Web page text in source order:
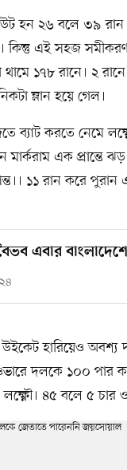
হন ২৬ বলে ৩৯ রান
এই সহজ সমীকরণ
১৭৮ রানে। ২ রানে
ম্লান হয়ে গেল।
ব্যাট করতে নেমে
মার্করাম এক প্রান্তে
১১ রান করে পুরান
এবার
হারিয়েও অবশ্য
দলকে ১০০ পার
৪৫ বলে ৫ চার